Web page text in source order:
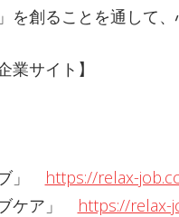
を創ることを通して
業サイト】
」
https://relax-
ケア」
https://relax-